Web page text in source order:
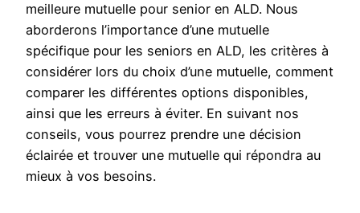
meilleure mutuelle pour senior en ALD. Nous
aborderons l’importance d’une mutuelle
spécifique pour les seniors en ALD, les critères à
considérer lors du choix d’une mutuelle, comment
comparer les différentes options disponibles,
ainsi que les erreurs à éviter. En suivant nos
conseils, vous pourrez prendre une décision
éclairée et trouver une mutuelle qui répondra au
mieux à vos besoins.